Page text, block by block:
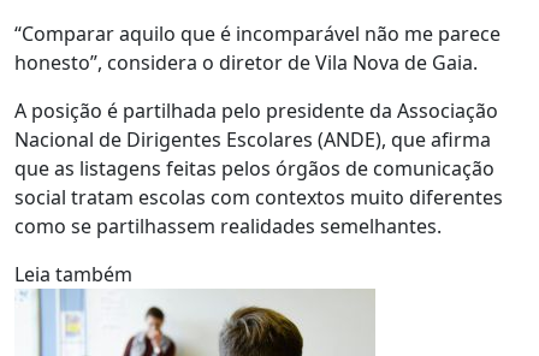
“Comparar aquilo que é incomparável não me parece
honesto”, considera o diretor de Vila Nova de Gaia.
A posição é partilhada pelo presidente da Associação
Nacional de Dirigentes Escolares (ANDE), que afirma
que as listagens feitas pelos órgãos de comunicação
social tratam escolas com contextos muito diferentes
como se partilhassem realidades semelhantes.
Leia também